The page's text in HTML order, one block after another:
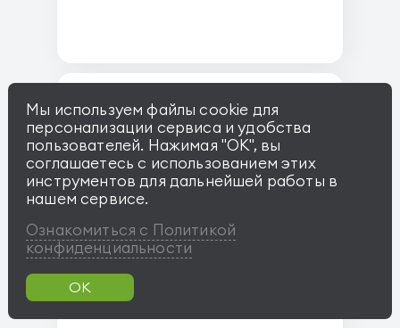
Мы используем файлы cookie для
персонализации сервиса и удобства
пользователей. Нажимая "OK", вы
соглашаетесь с использованием этих
инструментов для дальнейшей работы в
нашем сервисе.
Ознакомиться с Политикой
конфиденциальности
Гарант-Виктория